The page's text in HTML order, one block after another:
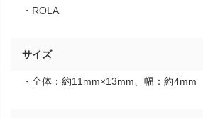
・ROLA
サイズ
・全体：約11mm×13mm、幅：約4mm